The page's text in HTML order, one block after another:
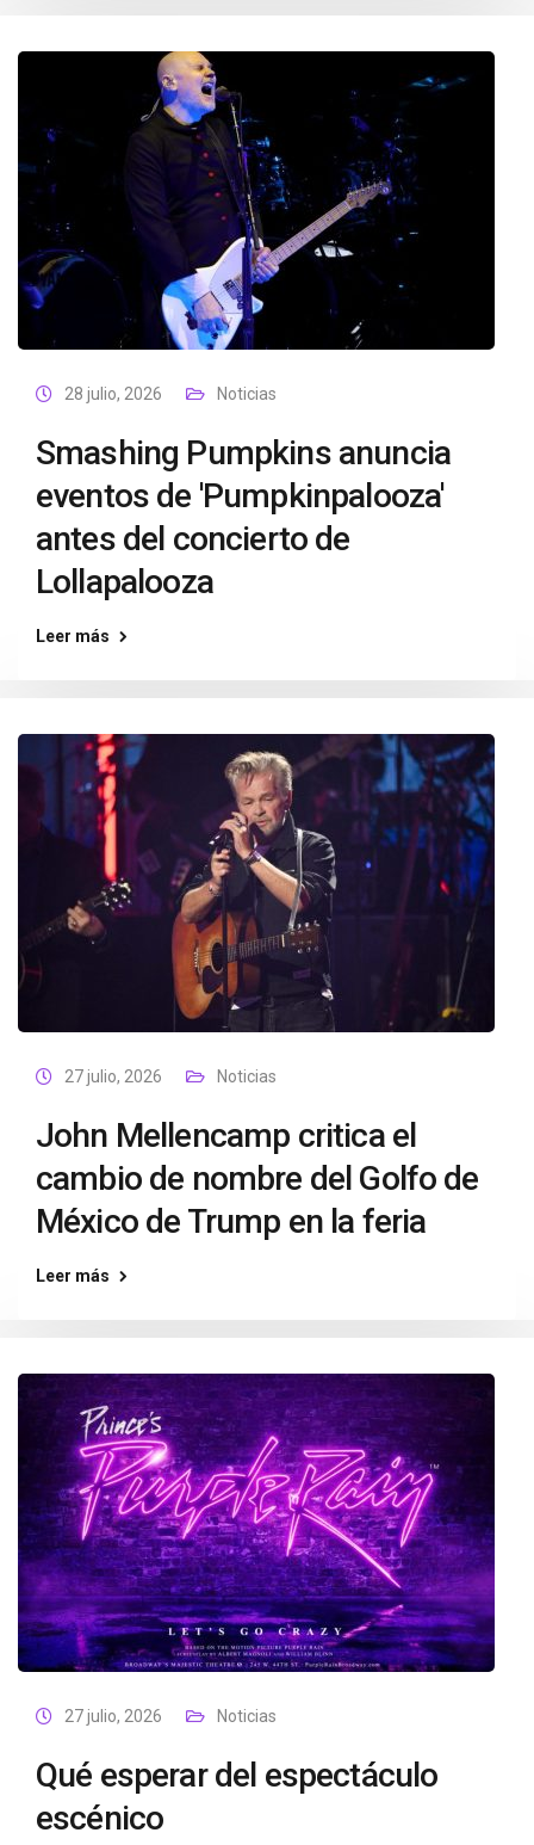
28 julio, 2026 Noticias
Smashing Pumpkins anuncia
eventos de 'Pumpkinpalooza'
antes del concierto de
Lollapalooza
Leer más
27 julio, 2026 Noticias
John Mellencamp critica el
cambio de nombre del Golfo de
México de Trump en la feria
Leer más
27 julio, 2026 Noticias
Qué esperar del espectáculo
escénico